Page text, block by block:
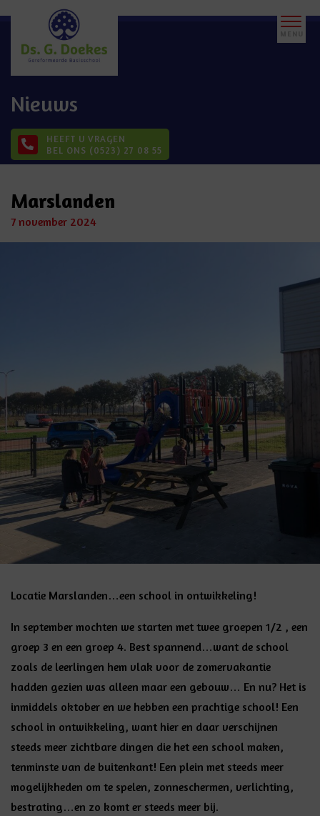
Nieuws
HEEFT U VRAGEN
BEL ONS (0523) 27 08 55
Marslanden
7 november 2024
Locatie Marslanden…een school in ontwikkeling!
In september mochten we starten met twee groepen 1/2 , een
groep 3 en een groep 4. Best spannend…want de school
zoals de leerlingen hem vlak voor de zomervakantie
hadden gezien was alleen maar een gebouw… En nu? Het is
inmiddels oktober en we hebben een prachtige school! Een
school in ontwikkeling, want hier en daar verschijnen
steeds meer zichtbare dingen die het een school maken,
tenminste van de buitenkant! Een plein met steeds meer
mogelijkheden om te spelen, zonneschermen, verlichting,
bestrating…en zo komt er steeds meer bij.